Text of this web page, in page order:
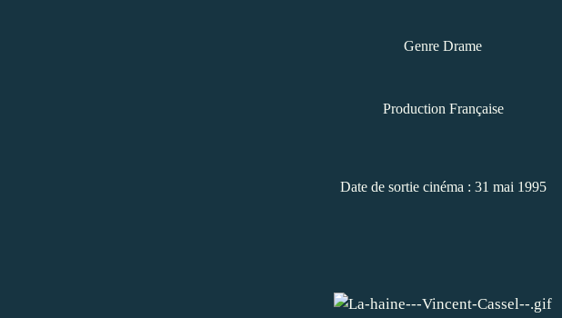
Genre Drame
Production Française
Date de sortie cinéma : 31 mai 1995